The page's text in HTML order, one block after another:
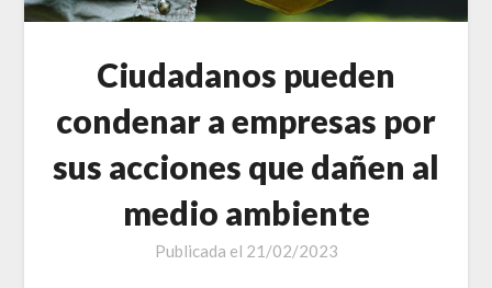
Ciudadanos pueden
condenar a empresas por
sus acciones que dañen al
medio ambiente
Publicada el 21/02/2023